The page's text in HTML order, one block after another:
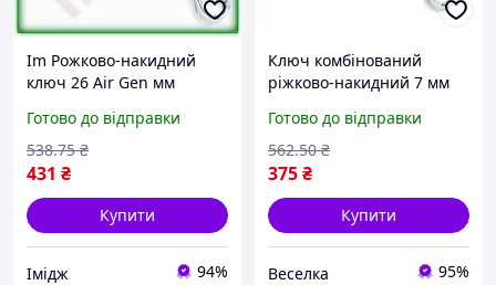
Im Рожково-накидний
ключ 26 Air Gen мм
механіків та
автомобілістів гайковий
кл IMD22/G
Готово до відправки
431 ₴
538.75 ₴
Купити
Імідж 94%
Ключ комбінований
ріжково-накидний 7 мм
автолюбів і механіків
FLAME
Готово до відправки
375₴
562.50 ₴
Купити
Веселка 95%